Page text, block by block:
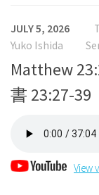
JULY 5, 2026
Yuko Ishida
Matthew
書 23:27-39
View